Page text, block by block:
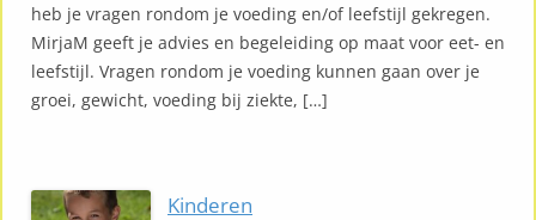
heb je vragen rondom je voeding en/of leefstijl gekregen.
MirjaM geeft je advies en begeleiding op maat voor eet- en
leefstijl. Vragen rondom je voeding kunnen gaan over je
groei, gewicht, voeding bij ziekte, […]
Kinderen